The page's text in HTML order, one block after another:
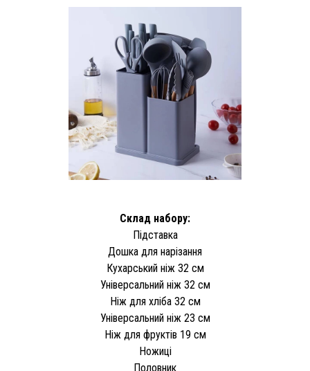
Склад набору:
Підставка
Дошка для нарізання
Кухарський ніж 32 см
Універсальний ніж 32 см
Ніж для хліба 32 см
Універсальний ніж 23 см
Ніж для фруктів 19 см
Ножиці
Половник